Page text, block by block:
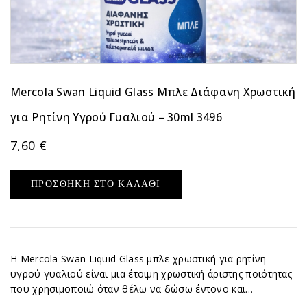
Mercola Swan Liquid Glass Μπλε Διάφανη Χρωστική
για Ρητίνη Υγρού Γυαλιού – 30ml 3496
7,60 €
ΠΡΟΣΘΉΚΗ ΣΤΟ ΚΑΛΆΘΙ
Η Mercola Swan Liquid Glass μπλε χρωστική για ρητίνη
υγρού γυαλιού είναι μια έτοιμη χρωστική άριστης ποιότητας
που χρησιμοποιώ όταν θέλω να δώσω έντονο και…